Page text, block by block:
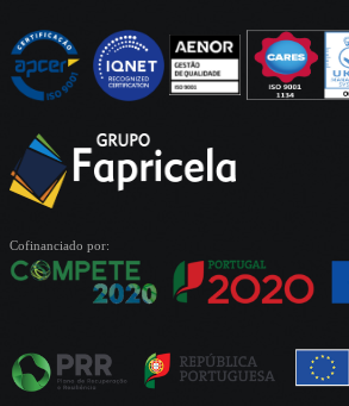
Cofinanciado por: